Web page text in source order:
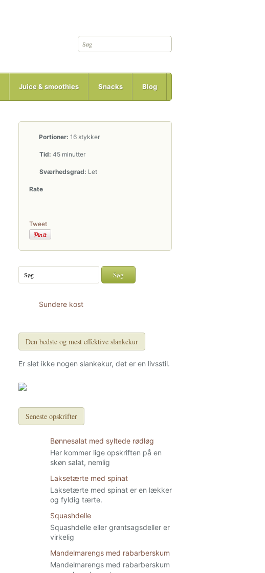
Juice & smoothies Snacks Blog
Portioner: 16 stykker
Tid: 45 minutter
Sværhedsgrad: Let
Rate
Tweet
Sundere kost
Den bedste og mest effektive slankekur
Er slet ikke nogen slankekur, det er en livsstil.
Seneste opskrifter
Bønnesalat med syltede rødløg
Her kommer lige opskriften på en
skøn salat, nemlig
Laksetærte med spinat
Laksetærte med spinat er en lækker
og fyldig tærte.
Squashdelle
Squashdelle eller grøntsagsdeller er
virkelig
Mandelmarengs med rabarberskum
Mandelmarengs med rabarberskum